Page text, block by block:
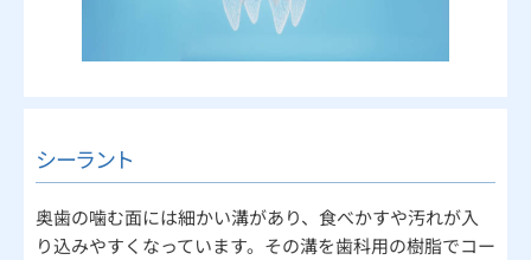
シーラント
奥歯の噛む面には細かい溝があり、食べかすや汚れが入
り込みやすくなっています。その溝を歯科用の樹脂でコー